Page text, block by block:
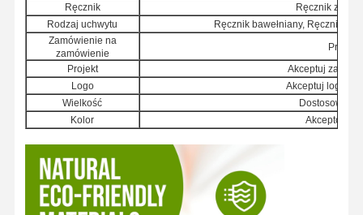
Ręcznik
Ręcznik z
Rodzaj uchwytu
Ręcznik bawełniany, Ręcznik
Zamówienie na
zamówienie
Projekt
Akceptuj
Logo
Akceptuj logo
Wielkość
Dostosowany
Kolor